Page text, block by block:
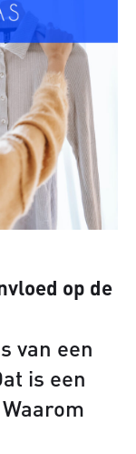
op de
van een
is een